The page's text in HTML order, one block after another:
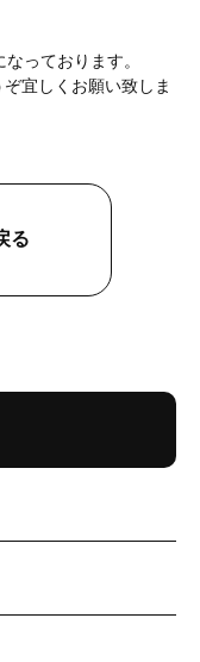
っております。
宜しくお願い致しま
る